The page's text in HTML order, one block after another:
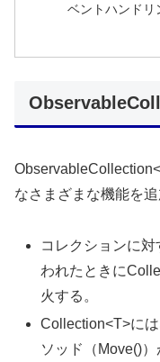
ベントハンドリ
なさまざまな機能を追
コレクションに
われたときに
火する。
Collection<T>に
ソッド（Move()）